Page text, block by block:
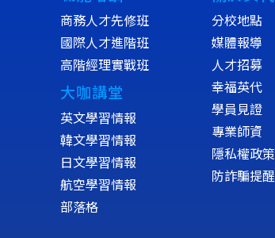
商務人才先修班
國際人才進階班
高階經理實戰班
大咖講堂
英文學習情報
韓文學習情報
日文學習情報
航空學習情報
部落格
分校地點
媒體報導
人才招募
幸福英代
學員見證
專業師資
隱私權政策
防詐騙提醒